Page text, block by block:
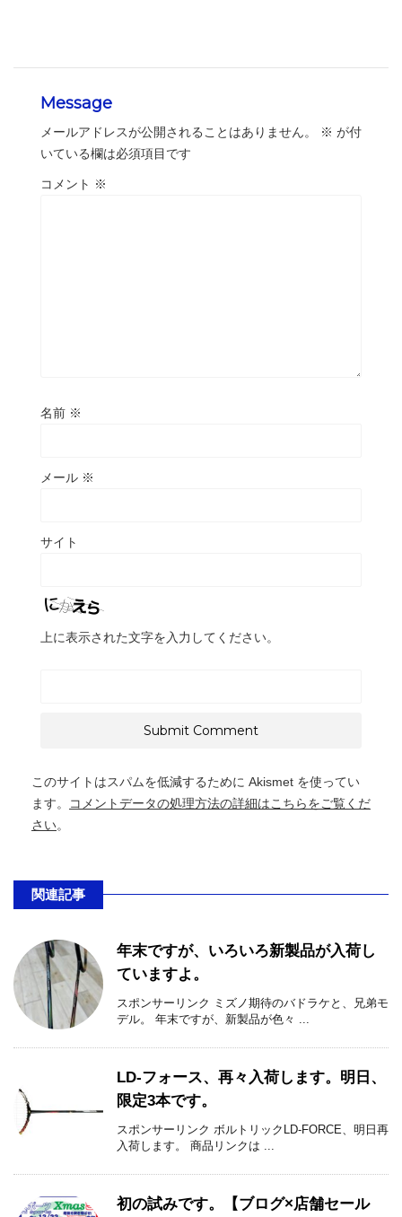
Message
メールアドレスが公開されることはありません。 ※ が付
いている欄は必須項目です
コメント ※
名前 ※
メール ※
サイト
上に表示された文字を入力してください。
このサイトはスパムを低減するために Akismet を使ってい
ます。
コメントデータの処理方法の詳細はこちらをご覧くだ
さい。
関連記事
年末ですが、いろいろ新製品が入荷し
ていますよ。
スポンサーリンク ミズノ期待のバドラケと、兄弟モ
デル。 年末ですが、新製品が色々 ...
LD-フォース、再々入荷します。明日、
限定3本です。
スポンサーリンク ボルトリックLD-FORCE、明日再
入荷します。 商品リンクは ...
初の試みです。【ブログ×店舗セール